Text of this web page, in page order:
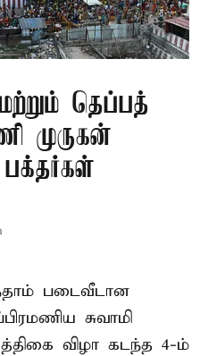
தெப்பத்
முருகன்
பக்தர்கள்
படைவீடான
சுவாமி
விழா கடந்த 4-ம்